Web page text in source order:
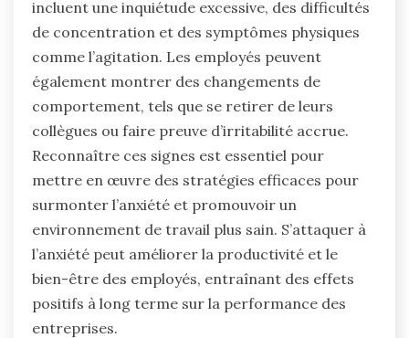
incluent une inquiétude excessive, des difficultés
de concentration et des symptômes physiques
comme l’agitation. Les employés peuvent
également montrer des changements de
comportement, tels que se retirer de leurs
collègues ou faire preuve d’irritabilité accrue.
Reconnaître ces signes est essentiel pour
mettre en œuvre des stratégies efficaces pour
surmonter l’anxiété et promouvoir un
environnement de travail plus sain. S’attaquer à
l’anxiété peut améliorer la productivité et le
bien-être des employés, entraînant des effets
positifs à long terme sur la performance des
entreprises.